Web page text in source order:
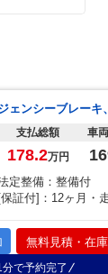
支払総額
178.2万円
車
定整備：整備付
証付]：12ヶ月・
無料見積・在
分で予約完了